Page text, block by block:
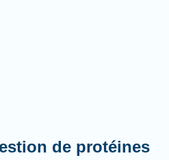
de protéines